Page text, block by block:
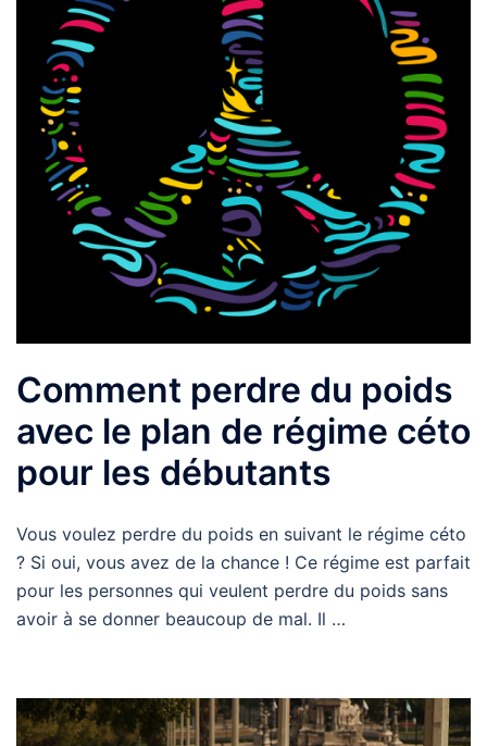
Comment perdre du poids
avec le plan de régime céto
pour les débutants
Vous voulez perdre du poids en suivant le régime céto
? Si oui, vous avez de la chance ! Ce régime est parfait
pour les personnes qui veulent perdre du poids sans
avoir à se donner beaucoup de mal. Il …